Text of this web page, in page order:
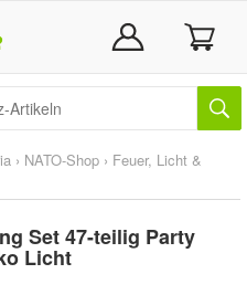
› NATO-Shop › Feuer, Licht &
Set 47-teilig Party
Licht